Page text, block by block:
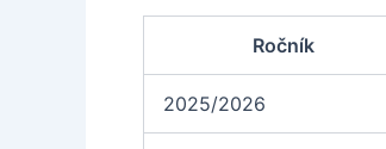
Ročník
2025/2026